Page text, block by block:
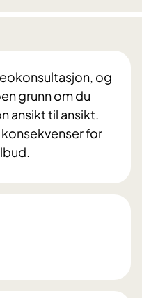
og
grunn om du
ansikt til ansikt.
konsekvenser for